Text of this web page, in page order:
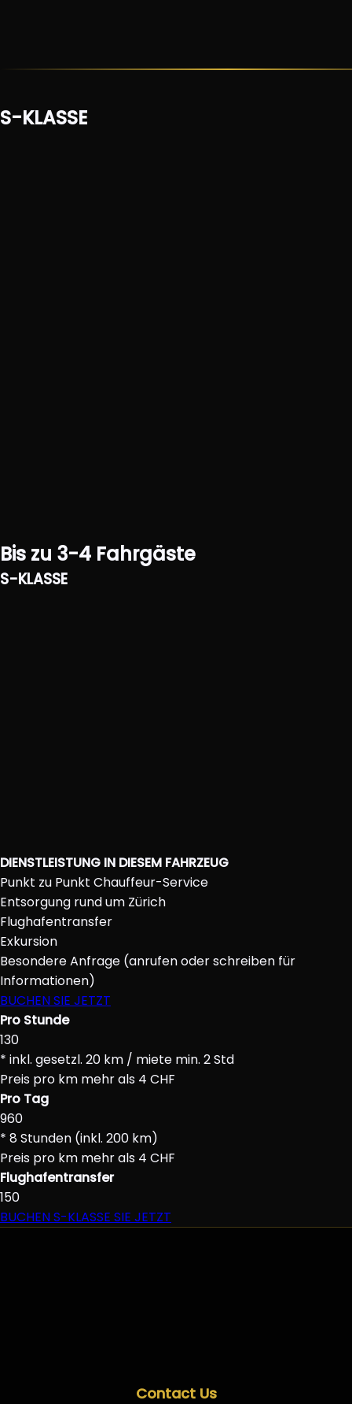
S-KLASSE
Bis zu 3-4 Fahrgäste
S-KLASSE
DIENSTLEISTUNG IN DIESEM FAHRZEUG
Punkt zu Punkt Chauffeur-Service
Entsorgung rund um Zürich
Flughafentransfer
Exkursion
Besondere Anfrage (anrufen oder schreiben für
Informationen)
BUCHEN SIE JETZT
Pro Stunde
130
* inkl. gesetzl. 20 km / miete min. 2 Std
Preis pro km mehr als 4 CHF
Pro Tag
960
* 8 Stunden (inkl. 200 km)
Preis pro km mehr als 4 CHF
Flughafentransfer
150
BUCHEN S-KLASSE SIE JETZT
Contact Us